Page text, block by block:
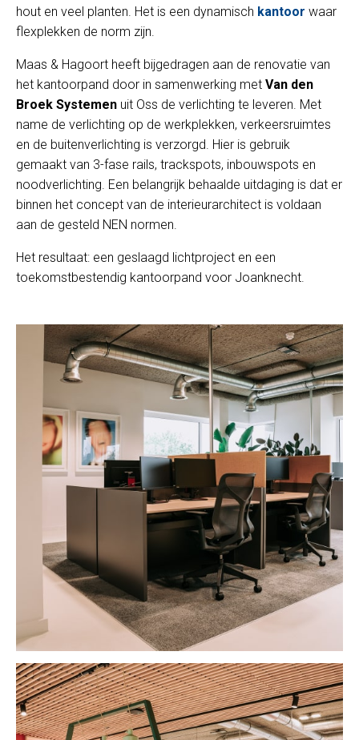
hout en veel planten. Het is een dynamisch kantoor waar
flexplekken de norm zijn.
Maas & Hagoort heeft bijgedragen aan de renovatie van
het kantoorpand door in samenwerking met Van den
Broek Systemen uit Oss de verlichting te leveren. Met
name de verlichting op de werkplekken, verkeersruimtes
en de buitenverlichting is verzorgd. Hier is gebruik
gemaakt van 3-fase rails, trackspots, inbouwspots en
noodverlichting. Een belangrijk behaalde uitdaging is dat er
binnen het concept van de interieurarchitect is voldaan
aan de gesteld NEN normen.
Het resultaat: een geslaagd lichtproject en een
toekomstbestendig kantoorpand voor Joanknecht.